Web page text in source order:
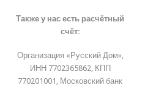
Также у нас есть расчётный
счёт:
Организация «Русский Дом»,
ИНН 7702365862, КПП
770201001, Московский банк